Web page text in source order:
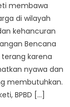
Nyawa
dan
Harta
di
Saat
Krisis
membawa
di wilayah
kehancuran
Bencana
terang karena
nyawa dan
membutuhkan.
BPBD […]